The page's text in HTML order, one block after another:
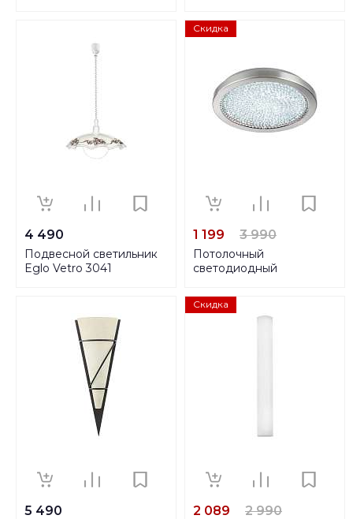
4 490
Подвесной светильник
Eglo Vetro 3041
Скидка
1 199 3 990
Потолочный
светодиодный
2 32047
5 490
Скидка
2 089 2 990